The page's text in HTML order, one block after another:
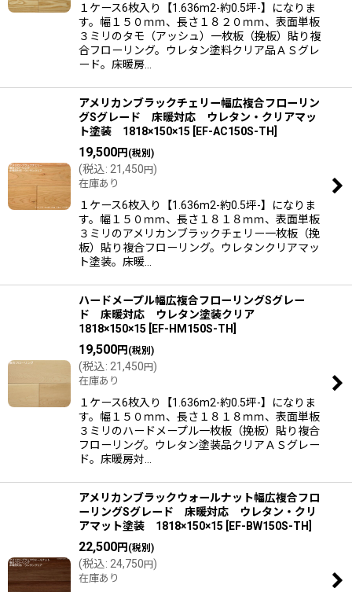
１ケース6枚入り【1.636m2-約0.5坪-】になりま
す。幅１５０ｍｍ、長さ１８２０ｍｍ、表面単板
３ミリのタモ（アッシュ）一枚板（挽板）貼り複
合フローリング。ウレタン塗料クリア品ＡＳグレ
ード。床暖房…
アメリカンブラックチェリー幅広複合フローリン
グSグレード 床暖対応 ウレタン・クリアマッ
ト塗装 1818×150×15
EF-AC150S-TH
19,500円 (税別)
(税込: 21,450円)
在庫あり
１ケース6枚入り【1.636m2-約0.5坪-】になりま
す。幅１５０ｍｍ、長さ１８１８ｍｍ、表面単板
３ミリのアメリカンブラックチェリー一枚板（挽
板）貼り複合フローリング。ウレタンクリアマッ
ト塗装。床暖…
ハードメープル幅広複合フローリングSグレー
ド 床暖対応 ウレタン塗装クリア
1818×150×15
EF-HM150S-TH
19,500円 (税別)
(税込: 21,450円)
在庫あり
１ケース6枚入り【1.636m2-約0.5坪-】になりま
す。幅１５０ｍｍ、長さ１８１８ｍｍ、表面単板
３ミリのハードメープル一枚板（挽板）貼り複合
フローリング。ウレタン塗装品クリアＡＳグレー
ド。床暖房対…
アメリカンブラックウォールナット幅広複合フロ
ーリングSグレード 床暖対応 ウレタン・クリ
アマット塗装 1818×150×15
EF-BW150S-TH
22,500円 (税別)
(税込: 24,750円)
在庫あり